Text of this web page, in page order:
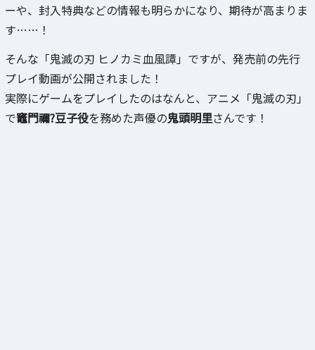
ーや、封入特典などの情報も明らかになり、期待が高まりま
す……！
そんな「鬼滅の刃 ヒノカミ血風譚」ですが、発売前の先行
プレイ動画が公開されました！
実際にゲームをプレイしたのはなんと、アニメ「鬼滅の刃」
で竈門禰?豆子役を務めた声優の鬼頭明里さんです！